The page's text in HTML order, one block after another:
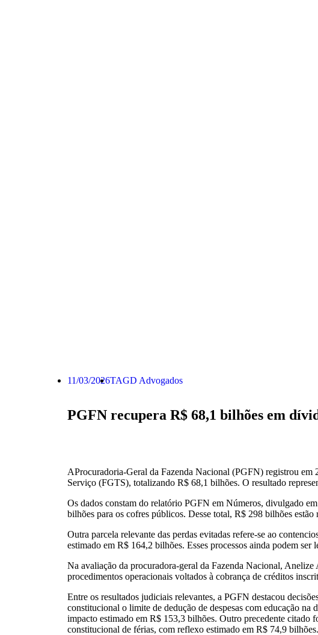
11/03/2026TAGD Advogados
PGFN recupera R$ 68,1 bilhões em
AProcuradoria-Geral da Fazenda Nacional (PGFN) registrou
Serviço (FGTS), totalizando R$ 68,1 bilhões. O resultado
Os dados constam do relatório PGFN em Números, divulgado
bilhões para os cofres públicos. Desse total, R$ 298 bilhões
Outra parcela relevante das perdas evitadas refere-se ao
estimado em R$ 164,2 bilhões. Esses processos ainda podem ser
Na avaliação da procuradora-geral da Fazenda Nacional,
procedimentos operacionais voltados à cobrança de créditos
Entre os resultados judiciais relevantes, a PGFN destacou
constitucional o limite de dedução de despesas com educação
impacto estimado em R$ 153,3 bilhões. Outro precedente citado
constitucional de férias, com reflexo estimado em R$ 74,9 bilhões.